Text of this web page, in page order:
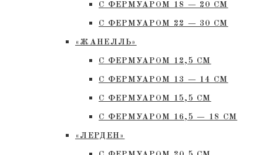
C ФЕРМУАРОМ 18 — 20 СМ
С ФЕРМУАРОМ 22 — 30 СМ
«ЖАНЕЛЛЬ»
С ФЕРМУАРОМ 12,5 СМ
С ФЕРМУАРОМ 13 — 14 СМ
С ФЕРМУАРОМ 15,5 СМ
С ФЕРМУАРОМ 16,5 — 18 СМ
«ЛЕРДЕН»